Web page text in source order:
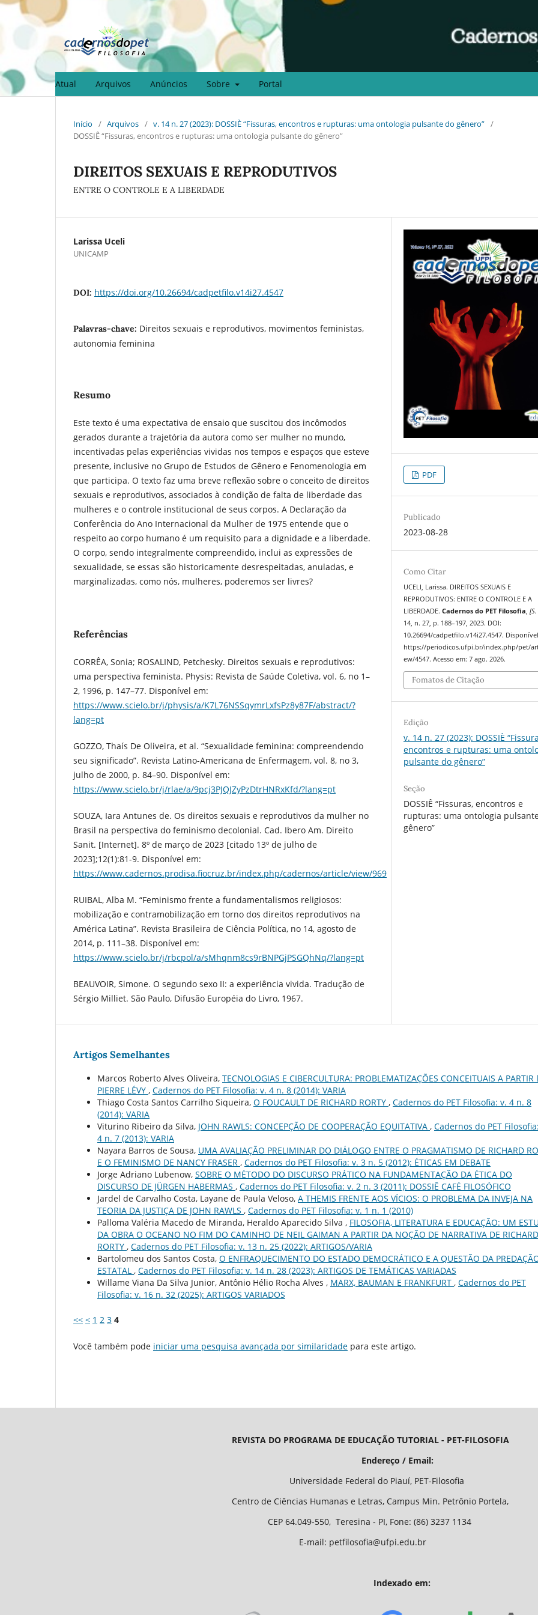
Atual Arquivos Anúncios Sobre Portal
Início / Arquivos / v. 14 n. 27 (2023): DOSSIÈ “Fissuras, encontros e rupturas: uma ontologia pulsante do gênero” /
DOSSIÊ “Fissuras, encontros e rupturas: uma ontologia pulsante do gênero”
DIREITOS SEXUAIS E REPRODUTIVOS
ENTRE O CONTROLE E A LIBERDADE
Larissa Uceli
UNICAMP
DOI: https://doi.org/10.26694/cadpetfilo.v14i27.4547
Palavras-chave: Direitos sexuais e reprodutivos, movimentos feministas,
autonomia feminina
Resumo
Este texto é uma expectativa de ensaio que suscitou dos incômodos
gerados durante a trajetória da autora como ser mulher no mundo,
incentivadas pelas experiências vividas nos tempos e espaços que esteve
presente, inclusive no Grupo de Estudos de Gênero e Fenomenologia em
que participa. O texto faz uma breve reflexão sobre o conceito de direitos
sexuais e reprodutivos, associados à condição de falta de liberdade das
mulheres e o controle institucional de seus corpos. A Declaração da
Conferência do Ano Internacional da Mulher de 1975 entende que o
respeito ao corpo humano é um requisito para a dignidade e a liberdade.
O corpo, sendo integralmente compreendido, inclui as expressões de
sexualidade, se essas são historicamente desrespeitadas, anuladas, e
marginalizadas, como nós, mulheres, poderemos ser livres?
Referências
CORRÊA, Sonia; ROSALIND, Petchesky. Direitos sexuais e reprodutivos:
uma perspectiva feminista. Physis: Revista de Saúde Coletiva, vol. 6, no 1–
2, 1996, p. 147–77. Disponível em:
https://www.scielo.br/j/physis/a/K7L76NSSqymrLxfsPz8y87F/abstract/?
lang=pt
GOZZO, Thaís De Oliveira, et al. “Sexualidade feminina: compreendendo
seu significado”. Revista Latino-Americana de Enfermagem, vol. 8, no 3,
julho de 2000, p. 84–90. Disponível em:
https://www.scielo.br/j/rlae/a/9pcj3PJQJZyPzDtrHNRxKfd/?lang=pt
SOUZA, Iara Antunes de. Os direitos sexuais e reprodutivos da mulher no
Brasil na perspectiva do feminismo decolonial. Cad. Ibero Am. Direito
Sanit. [Internet]. 8º de março de 2023 [citado 13º de julho de
2023];12(1):81-9. Disponível em:
https://www.cadernos.prodisa.fiocruz.br/index.php/cadernos/article/view/969
RUIBAL, Alba M. “Feminismo frente a fundamentalismos religiosos:
mobilização e contramobilização em torno dos direitos reprodutivos na
América Latina”. Revista Brasileira de Ciência Política, no 14, agosto de
2014, p. 111–38. Disponível em:
https://www.scielo.br/j/rbcpol/a/sMhqnm8cs9rBNPGjPSGQhNq/?lang=pt
BEAUVOIR, Simone. O segundo sexo II: a experiência vivida. Tradução de
Sérgio Milliet. São Paulo, Difusão Européia do Livro, 1967.
PDF
Publicado
2023-08-28
Como Citar
UCELI, Larissa. DIREITOS SEXUAIS E
REPRODUTIVOS: ENTRE O CONTROLE E A
LIBERDADE.Cadernos do PET Filosofia ,
14, n. 27, p. 188–197, 2023. DOI:
10.26694/cadpetfilo.v14i27.4547.
https://periodicos.ufpi.br/index.php/pet/
ew/4547. Acesso em: 7 ago. 2026.
Fomatos de Citação
Edição
v. 14 n. 27 (2023): DOSSIÈ
encontros e rupturas: uma
pulsante do gênero”
Seção
DOSSIÊ “Fissuras, encontros e
rupturas: uma ontologia
gênero”
Artigos Semelhantes
Marcos Roberto Alves Oliveira, TECNOLOGIAS E CIBERCULTURA: PROBLEMATIZAÇÕES CONCEITUAIS A PARTIR
PIERRE LÉVY , Cadernos do PET Filosofia: v. 4 n. 8 (2014): VARIA
Thiago Costa Santos Carrilho Siqueira, O FOUCAULT DE RICHARD RORTY , Cadernos do PET Filosofia: v. 4 n. 8
(2014): VARIA
Viturino Ribeiro da Silva, JOHN RAWLS: CONCEPÇÃO DE COOPERAÇÃO EQUITATIVA , Cadernos do PET
4 n. 7 (2013): VARIA
Nayara Barros de Sousa, UMA AVALIAÇÃO PRELIMINAR DO DIÁLOGO ENTRE O PRAGMATISMO DE RICHARD
E O FEMINISMO DE NANCY FRASER , Cadernos do PET Filosofia: v. 3 n. 5 (2012): ÉTICAS EM DEBATE
Jorge Adriano Lubenow, SOBRE O MÉTODO DO DISCURSO PRÁTICO NA FUNDAMENTAÇÃO DA ÉTICA DO
DISCURSO DE JÜRGEN HABERMAS , Cadernos do PET Filosofia: v. 2 n. 3 (2011): DOSSIÊ CAFÉ FILOSÓFICO
Jardel de Carvalho Costa, Layane de Paula Veloso, A THEMIS FRENTE AOS VÍCIOS: O PROBLEMA DA INVEJA NA
TEORIA DA JUSTIÇA DE JOHN RAWLS , Cadernos do PET Filosofia: v. 1 n. 1 (2010)
Palloma Valéria Macedo de Miranda, Heraldo Aparecido Silva , FILOSOFIA, LITERATURA E EDUCAÇÃO: UM
DA OBRA O OCEANO NO FIM DO CAMINHO DE NEIL GAIMAN A PARTIR DA NOÇÃO DE NARRATIVA DE RICHARD
RORTY , Cadernos do PET Filosofia: v. 13 n. 25 (2022): ARTIGOS/VARIA
Bartolomeu dos Santos Costa, O ENFRAQUECIMENTO DO ESTADO DEMOCRÁTICO E A QUESTÃO DA
ESTATAL , Cadernos do PET Filosofia: v. 14 n. 28 (2023): ARTIGOS DE TEMÁTICAS VARIADAS
Willame Viana Da Silva Junior, Antônio Hélio Rocha Alves , MARX, BAUMAN E FRANKFURT , Cadernos do PET
Filosofia: v. 16 n. 32 (2025): ARTIGOS VARIADOS
<< < 1 2 3 4
Você também pode iniciar uma pesquisa avançada por similaridade para este artigo.
REVISTA DO PROGRAMA DE EDUCAÇÃO TUTORIAL - PET-FILOSOFIA
Endereço / Email:
Universidade Federal do Piauí, PET-Filosofia
Centro de Ciências Humanas e Letras, Campus Min. Petrônio Portela,
CEP 64.049-550, Teresina - PI, Fone: (86) 3237 1134
E-mail: petfilosofia@ufpi.edu.br
Indexado em: